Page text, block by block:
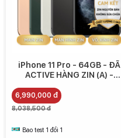
iPhone 11 Pro - 64GB - ĐÃ
ACTIVE HÀNG ZIN (A) -
6,990,000 đ
8,038,500 đ
Bao test 1 đổi 1